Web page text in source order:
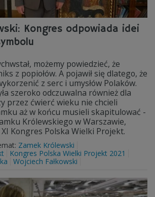
Kongres odpowiada idei
możemy powiedzieć, że
z popiołów. A pojawił się dlatego, że
z serc i umysłów Polaków.
szeroko odczuwalna również dla
przez ćwierć wieku nie chcieli
aż w końcu musieli skapitulować -
Królewskiego w Warszawie,
Kongres Polska Wielki Projekt.
Zamek Królewski
Kongres Polska Wielki Projekt 2021
Wojciech Fałkowski